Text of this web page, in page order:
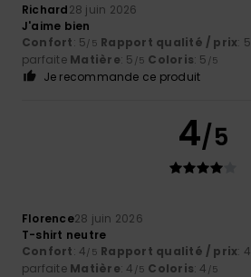
Richard28 juin 2026
J'aime bien
Confort: 5/5 Rapport qualité / prix: 5
parfaite Matière: 5 /5 Coloris: 5 /5
Je recommande ce produit
4/5
Florence28 juin 2026
T-shirt neutre
Confort: 4/5 Rapport qualité / prix: 4
parfaite Matière: 4 /5 Coloris: 4 /5